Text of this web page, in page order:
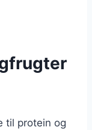
til protein og